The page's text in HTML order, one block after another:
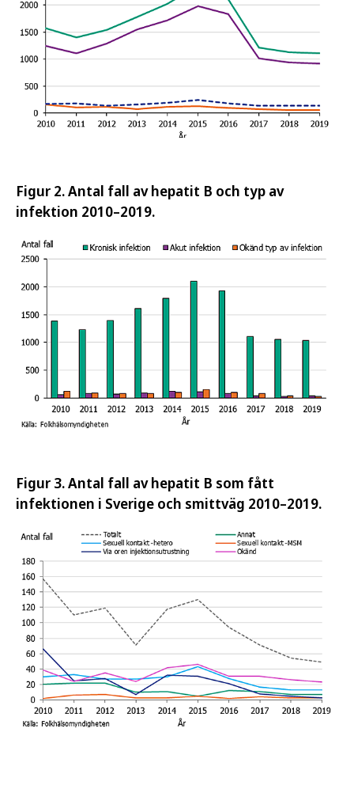
Figur 2. Antal fall av hepatit B och typ av
infektion 2010–2019.
Figur 3. Antal fall av hepatit B som fått
infektionen i Sverige och smittväg 2010–2019.